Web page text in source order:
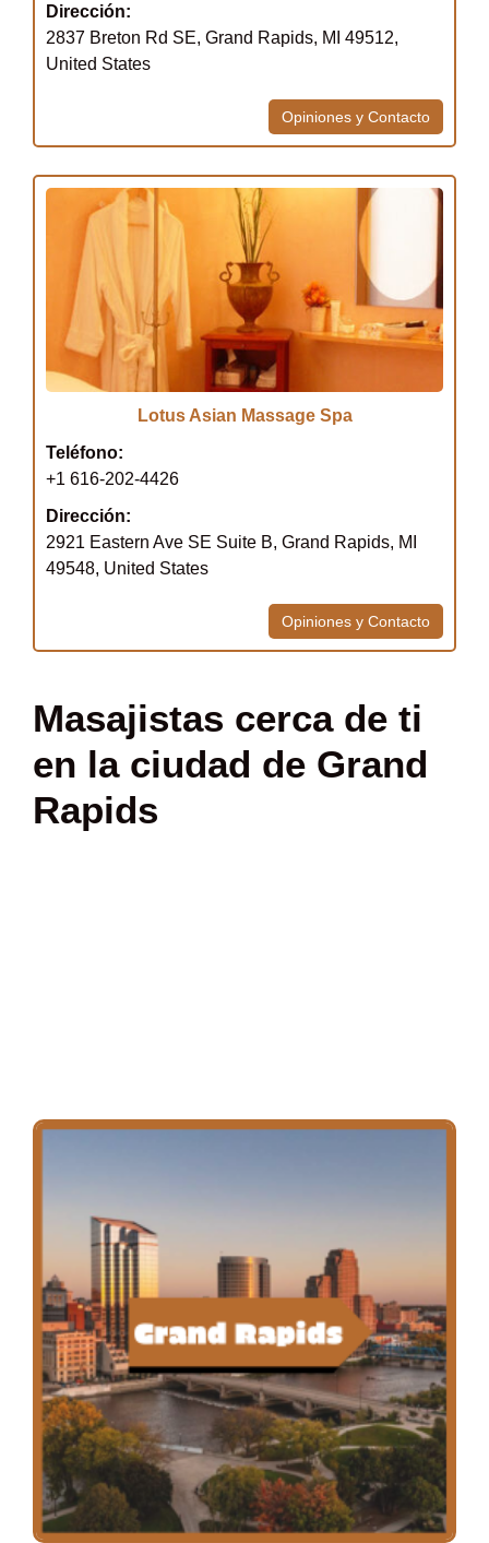
Dirección:
2837 Breton Rd SE, Grand Rapids, MI 49512,
United States
Opiniones y Contacto
Lotus Asian Massage Spa
Teléfono:
+1 616-202-4426
Dirección:
2921 Eastern Ave SE Suite B, Grand Rapids, MI
49548, United States
Opiniones y Contacto
Masajistas cerca de ti
en la ciudad de Grand
Rapids